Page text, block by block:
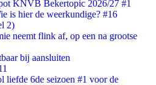
KNVB Bekertopic 2026/27 #1
is hier de weerkundige? #16
2)
neemt flink af, op een na grootse
bij aansluiten
6de seizoen #1 voor de